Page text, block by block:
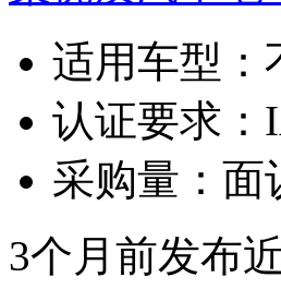
适用车型：
认证要求：
采购量： 面
3个月前发布